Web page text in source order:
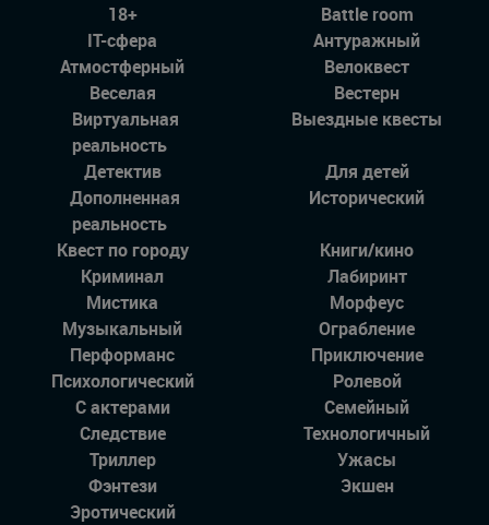
18+
Battle room
IT-сфера
Антуражный
Атмостферный
Велоквест
Веселая
Вестерн
Виртуальная
реальность
Выездные квесты
Детектив
Для детей
Дополненная
реальность
Исторический
Квест по городу
Книги/кино
Криминал
Лабиринт
Мистика
Морфеус
Музыкальный
Ограбление
Перформанс
Приключение
Психологический
Ролевой
С актерами
Семейный
Следствие
Технологичный
Триллер
Ужасы
Фэнтези
Экшен
Эротический